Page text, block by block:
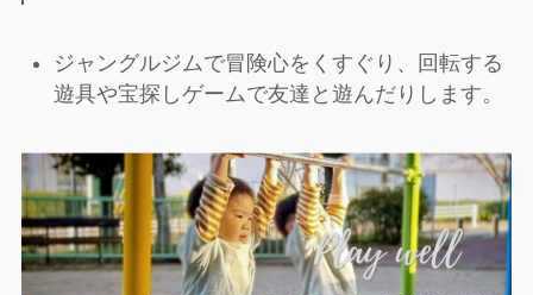
ジャングルジムで冒険心をくすぐり、回転する
遊具や宝探しゲームで友達と遊んだりします。